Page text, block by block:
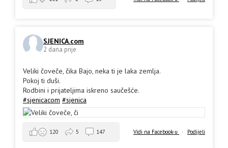
SJENICA.com
2 dana prije
Veliki čoveče, čika Bajo, neka ti je laka zemlja.
Pokoj ti duši.
Rodbini i prijateljima iskreno saučešće.
#sjenicacom #sjenica
Vidi na Facebook-u · Podijeli
120 5 147